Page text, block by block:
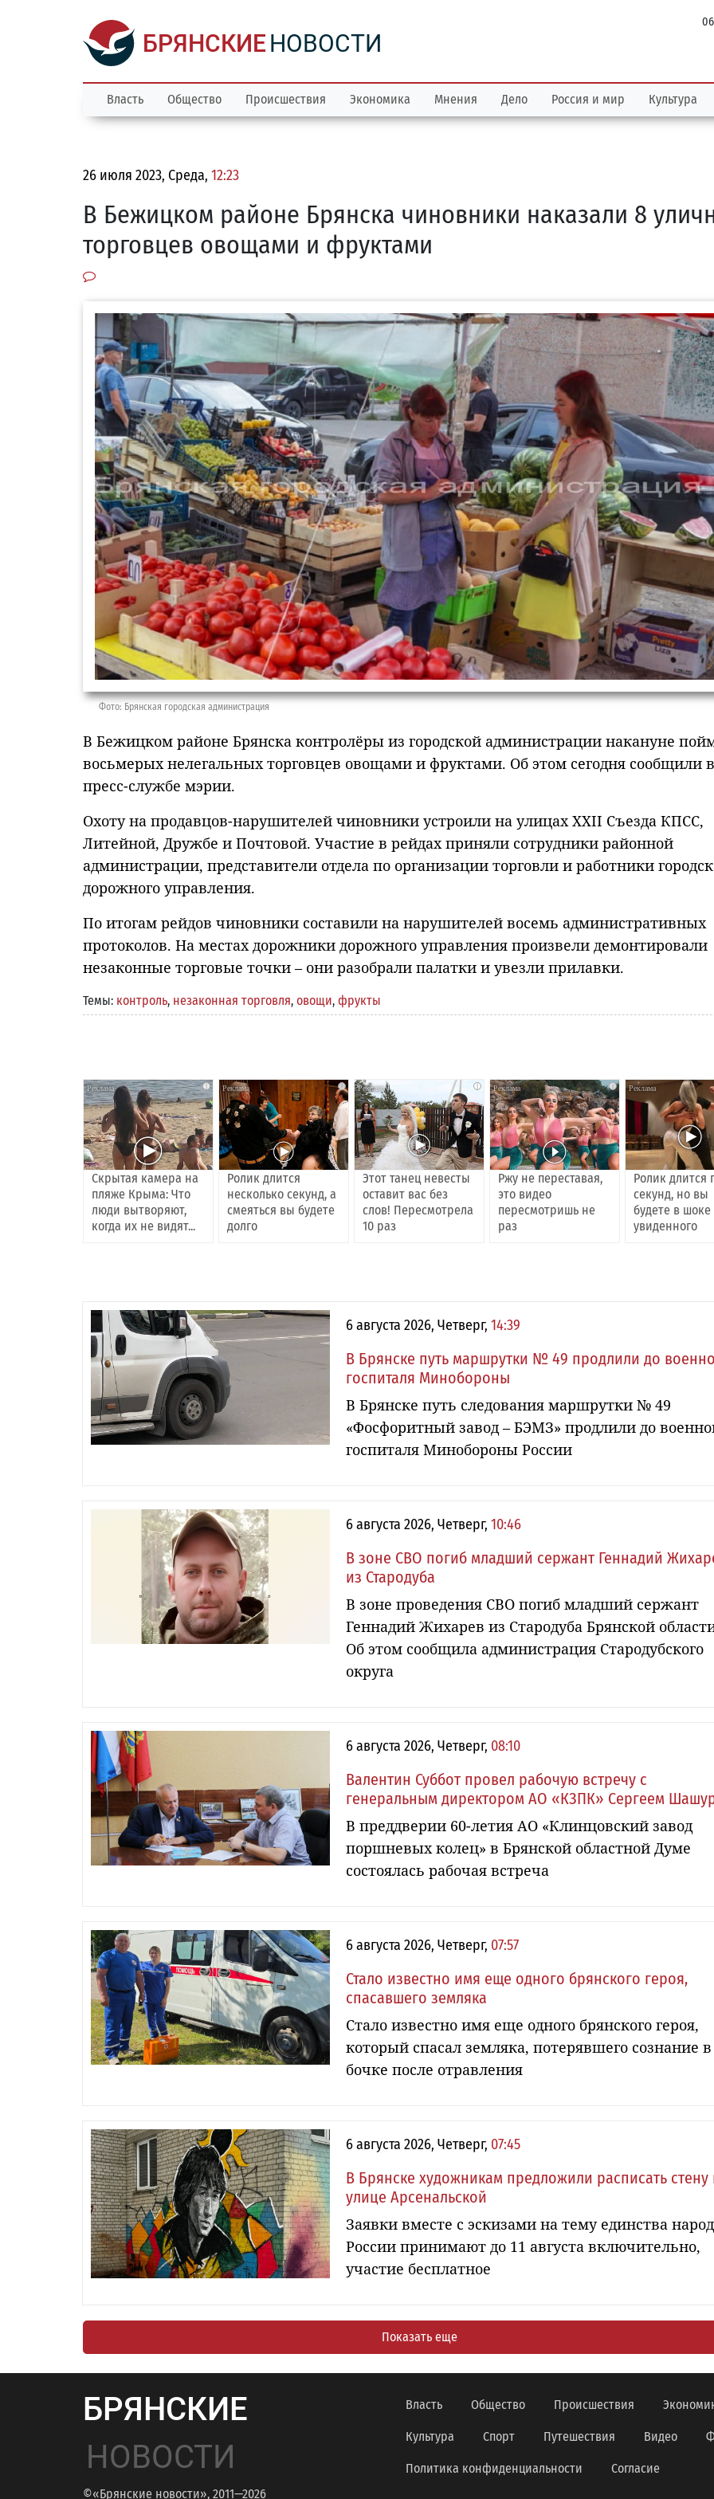
БРЯНСКИЕНОВОСТИ
Власть Общество Происшествия Экономика Мнения Дело Россия и мир Культура
26 июля 2023, Среда, 12:23
В Бежицком районе Брянска чиновники наказали 8
торговцев овощами и фруктами
Фото: Брянская городская администрация
В Бежицком районе Брянска контролёры из городской администрации накануне
восьмерых нелегальных торговцев овощами и фруктами. Об этом сегодня сообщили в
пресс-службе мэрии.
Охоту на продавцов-нарушителей чиновники устроили на улицах XXII Съезда КПСС,
Литейной, Дружбе и Почтовой. Участие в рейдах приняли сотрудники районной
администрации, представители отдела по организации торговли и работники
дорожного управления.
По итогам рейдов чиновники составили на нарушителей восемь административных
протоколов. На местах дорожники дорожного управления произвели демонтировали
незаконные торговые точки – они разобрали палатки и увезли прилавки.
Темы: контроль, незаконная торговля, овощи, фрукты
i
Скрытая камера на
пляже Крыма: Что
люди вытворяют,
когда их не видят...
i
Ролик длится
несколько секунд, а
смеяться вы будете
долго
i
Этот танец невесты
оставит вас без
слов! Пересмотрела
10 раз
i
Ржу не переставая,
это видео
пересмотришь не
раз
Ролик длится
секунд, но вы
будете в шоке
увиденного
6 августа 2026, Четверг, 14:39
В Брянске путь маршрутки № 49 продлили до
госпиталя Минобороны
В Брянске путь следования маршрутки № 49
«Фосфоритный завод – БЭМЗ» продлили до
госпиталя Минобороны России
6 августа 2026, Четверг, 10:46
В зоне СВО погиб младший сержант Геннадий
из Стародуба
В зоне проведения СВО погиб младший сержант
Геннадий Жихарев из Стародуба Брянской
Об этом сообщила администрация Стародубского
округа
6 августа 2026, Четверг, 08:10
Валентин Суббот провел рабочую встречу с
генеральным директором АО «КЗПК» Сергеем
В преддверии 60-летия АО «Клинцовский завод
поршневых колец» в Брянской областной Думе
состоялась рабочая встреча
6 августа 2026, Четверг, 07:57
Стало известно имя еще одного брянского героя,
спасавшего земляка
Стало известно имя еще одного брянского героя,
который спасал земляка, потерявшего сознание в
бочке после отравления
6 августа 2026, Четверг, 07:45
В Брянске художникам предложили расписать стену
улице Арсенальской
Заявки вместе с эскизами на тему единства
России принимают до 11 августа включительно,
участие бесплатное
Показать еще
БРЯНСКИЕ
НОВОСТИ
©«Брянские новости», 2011—2026
Власть Общество Происшествия
Культура Спорт Путешествия Видео
Политика конфиденциальности Согласие